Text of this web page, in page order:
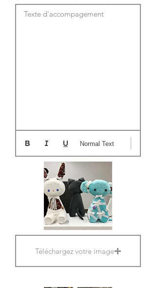
Texte d'accompagement
Normal Text
Téléchargez votre image